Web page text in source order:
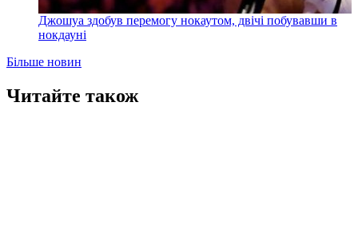
Джошуа здобув перемогу нокаутом, двічі побувавши в
нокдауні
Більше новин
Читайте також